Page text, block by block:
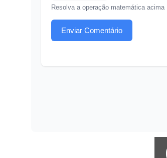
Resolva a operação matemática acima
Enviar Comentário